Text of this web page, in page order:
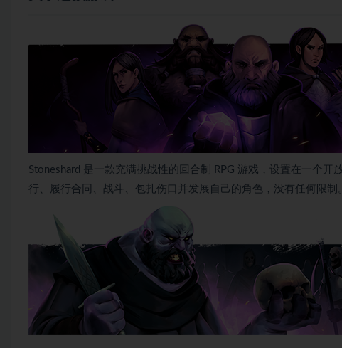
Stoneshard 是一款充满挑战性的回合制 RPG 游戏，设置在一个
行、履行合同、战斗、包扎伤口并发展自己的角色，没有任何限制